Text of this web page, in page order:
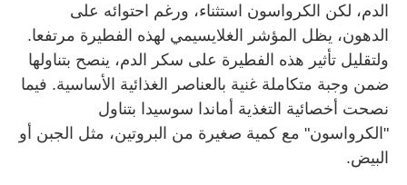
الدم، لكن الكرواسون استثناء، ورغم احتوائه على
الدهون، يظل المؤشر الغلايسيمي لهذه الفطيرة مرتفعا.
ولتقليل تأثير هذه الفطيرة على سكر الدم، ينصح بتناولها
ضمن وجبة متكاملة غنية بالعناصر الغذائية الأساسية. فيما
نصحت أخصائية التغذية أماندا سوسيدا بتناول
"الكرواسون" مع كمية صغيرة من البروتين، مثل الجبن أو
البيض.